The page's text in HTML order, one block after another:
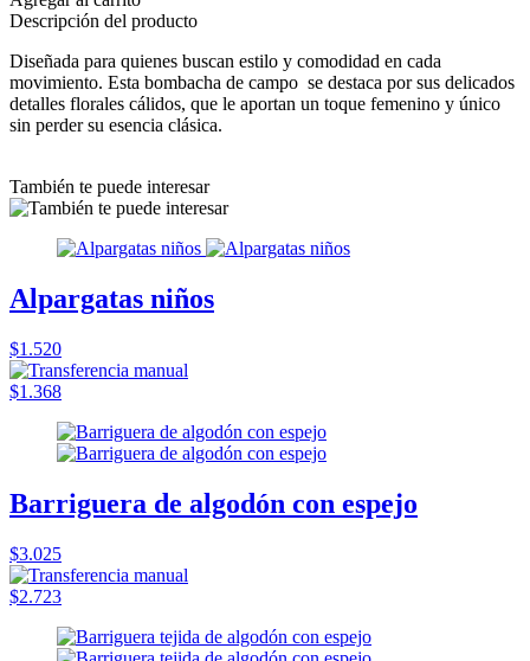
Descripción del producto
Diseñada para quienes buscan estilo y comodidad en cada
movimiento. Esta bombacha de campo se destaca por sus delicados
detalles florales cálidos, que le aportan un toque femenino y único
sin perder su esencia clásica.
También te puede interesar
Alpargatas niños
$1.520
$1.368
Barriguera de algodón con espejo
$3.025
$2.723